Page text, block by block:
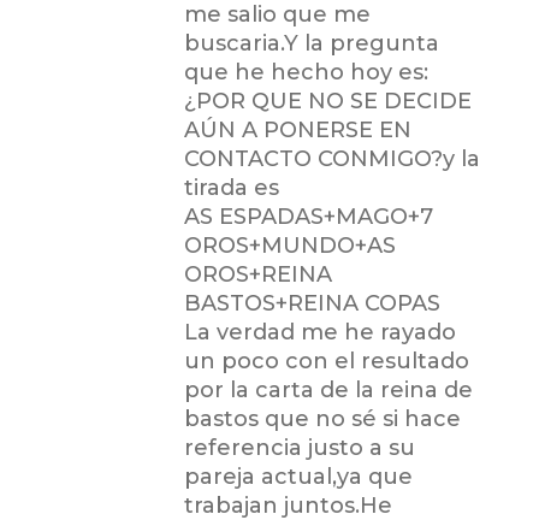
me salio que me
buscaria.Y la pregunta
que he hecho hoy es:
¿POR QUE NO SE DECIDE
AÚN A PONERSE EN
CONTACTO CONMIGO?y la
tirada es
AS ESPADAS+MAGO+7
OROS+MUNDO+AS
OROS+REINA
BASTOS+REINA COPAS
La verdad me he rayado
un poco con el resultado
por la carta de la reina de
bastos que no sé si hace
referencia justo a su
pareja actual,ya que
trabajan juntos.He